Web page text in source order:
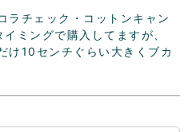
ラチェック・コットンキャン
ミングで購入してますが、
け10センチぐらい大きくブカ